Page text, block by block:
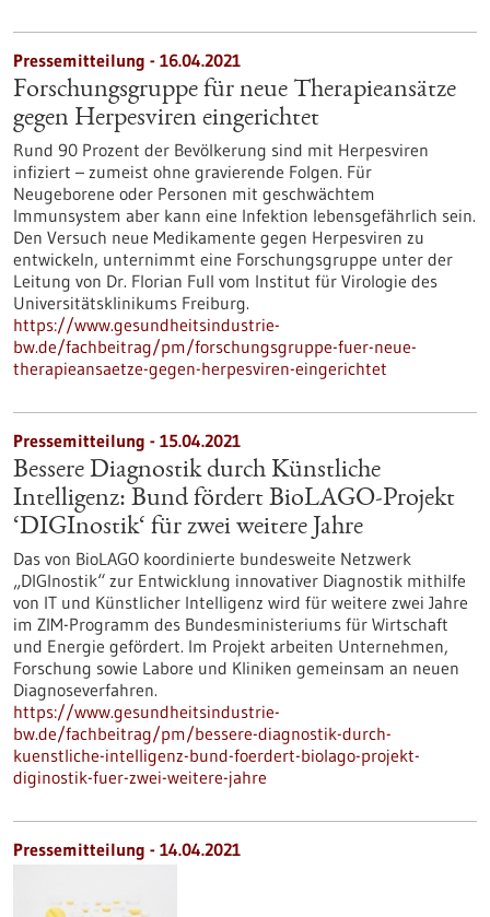
Pressemitteilung - 16.04.2021
Forschungsgruppe für neue Therapieansätze
gegen Herpesviren eingerichtet
Rund 90 Prozent der Bevölkerung sind mit Herpesviren
infiziert – zumeist ohne gravierende Folgen. Für
Neugeborene oder Personen mit geschwächtem
Immunsystem aber kann eine Infektion lebensgefährlich sein.
Den Versuch neue Medikamente gegen Herpesviren zu
entwickeln, unternimmt eine Forschungsgruppe unter der
Leitung von Dr. Florian Full vom Institut für Virologie des
Universitätsklinikums Freiburg.
https://www.gesundheitsindustrie-
bw.de/fachbeitrag/pm/forschungsgruppe-fuer-neue-
therapieansaetze-gegen-herpesviren-eingerichtet
Pressemitteilung - 15.04.2021
Bessere Diagnostik durch Künstliche
Intelligenz: Bund fördert BioLAGO-Projekt
‘DIGInostik‘ für zwei weitere Jahre
Das von BioLAGO koordinierte bundesweite Netzwerk
„DIGInostik“ zur Entwicklung innovativer Diagnostik mithilfe
von IT und Künstlicher Intelligenz wird für weitere zwei Jahre
im ZIM-Programm des Bundesministeriums für Wirtschaft
und Energie gefördert. Im Projekt arbeiten Unternehmen,
Forschung sowie Labore und Kliniken gemeinsam an neuen
Diagnoseverfahren.
https://www.gesundheitsindustrie-
bw.de/fachbeitrag/pm/bessere-diagnostik-durch-
kuenstliche-intelligenz-bund-foerdert-biolago-projekt-
diginostik-fuer-zwei-weitere-jahre
Pressemitteilung - 14.04.2021